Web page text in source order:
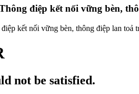
điệp kết nối vững bèn,
kết nối vững bèn, thông điệp lan toả